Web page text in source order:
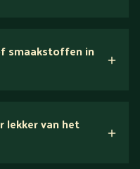
smaakstoffen in
lekker van het